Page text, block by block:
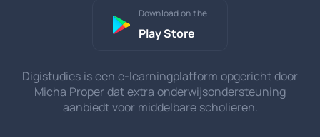
Download on the
Play Store
Digistudies is een e-learningplatform opgericht door
Micha Proper dat extra onderwijsondersteuning
aanbiedt voor middelbare scholieren.